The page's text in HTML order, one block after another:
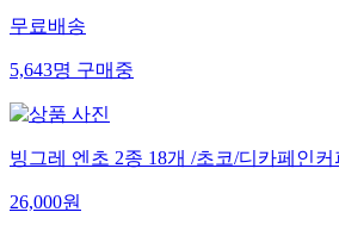
무료배송
5,643명구매중
빙그레 엔초 2종 18개 /초코/디카페인
26,000원